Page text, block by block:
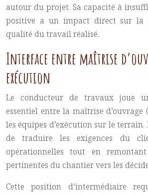
autour du projet. Sa capacité à
positive a un impact direct sur la
qualité du travail réalisé.
Interface entre maîtrise
exécution
Le conducteur de travaux joue
essentiel entre la maîtrise
les équipes d’exécution sur le
de traduire les exigences du
opérationnelles tout en
pertinentes du chantier vers les
Cette position d’intermédiaire